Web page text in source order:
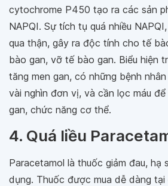
cytochrome P450 tạo ra các sản
NAPQI. Sự tích tụ quá nhiều
qua thận, gây ra độc tính cho tế
bào gan, vỡ tế bào gan. Biểu hiện
tăng men gan, có những bệnh
vài nghìn đơn vị, và cần lọc máu
gan, chức năng cơ thể.
4. Quá liều
Paracetamol là thuốc giảm đau,
dụng. Thuốc được mua dễ dàng